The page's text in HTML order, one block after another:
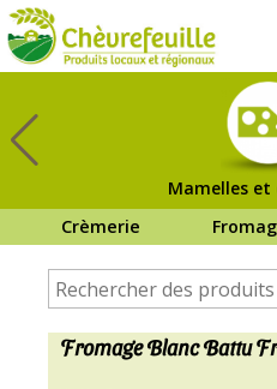
Mamelles
Crèmerie
Fromage Blanc Battu